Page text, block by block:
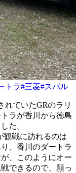
トラ#三菱#スバル
れていたGRのラリ
ラが香川から徳島
た。
観戦に訪れるのは
、香川のダートラ
、このようにオー
できるので、願っ